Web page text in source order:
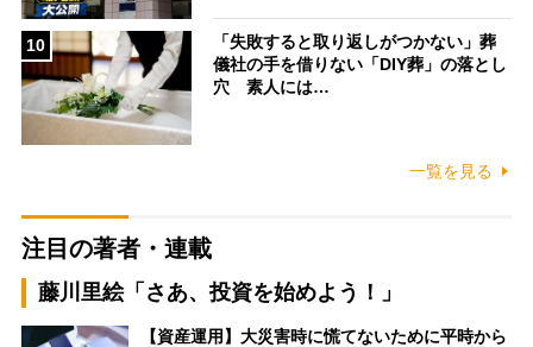
10
「失敗すると取り返しがつかない」葬
儀社の手を借りない「DIY葬」の落とし
穴 素人には…
一覧を見る
注目の著者・連載
藤川里絵「さあ、投資を始めよう！」
【資産運用】大災害時に慌てないために平時から